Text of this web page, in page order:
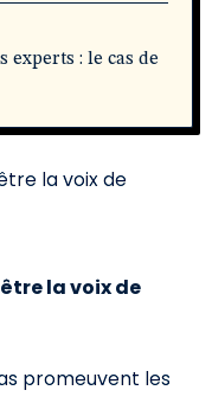
: le cas de
la voix de